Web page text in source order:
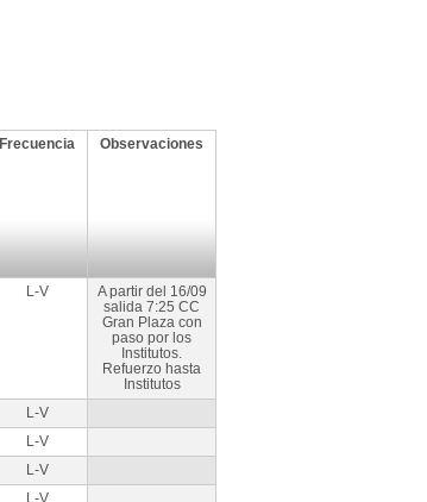
Frecuencia Observaciones
L-V
A partir del 16/09
salida 7:25 CC
Gran Plaza con
paso por los
Institutos.
Refuerzo hasta
Institutos
L-V
L-V
L-V
L-V